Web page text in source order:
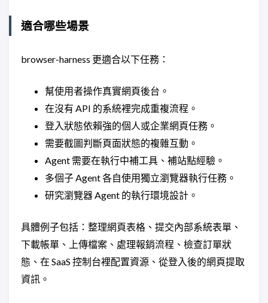
適合哪些場景
browser-harness 更適合以下任務：
幫使用者操作真實網頁後台。
在沒有 API 的系統裡完成重複流程。
登入狀態依賴強的個人或企業網頁任務。
需要截圖判斷頁面狀態的複雜互動。
Agent 需要在執行中補工具、補站點經驗。
多個子 Agent 各自使用獨立瀏覽器執行任務。
研究瀏覽器 Agent 的執行環境設計。
具體例子包括：整理網頁表格、提交內部系統表單、
下載帳單、上傳檔案、處理報銷流程、檢查訂單狀
態、在 SaaS 控制台裡配置資源、從登入後的網頁提取
資訊。